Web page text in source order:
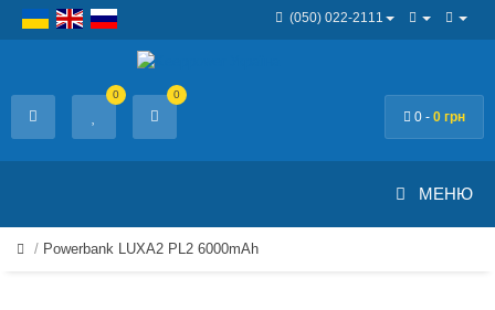
(050) 022-2111
0 - 0 грн
0 0
МЕНЮ
Powerbank LUXA2 PL2 6000mAh